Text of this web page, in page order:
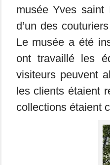
musée Yves saint
d’un des
Le musée a été
ont travaillé les
visiteurs peuvent
les clients étaient
collections étaient